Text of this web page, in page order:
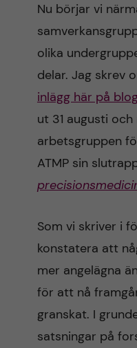
Nu börjar vi
olika
delar. Jag skrev
inlägg här på
ut 31 augusti
arbetsgruppen
ATMP sin
Som vi skriver i
konstatera att
mer angelägna
för att nå
granskat. I
satsningar på